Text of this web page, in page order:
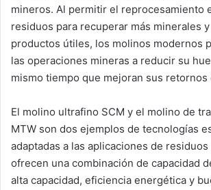
mineros. Al permitir el reprocesamiento
residuos para recuperar más minerales
productos útiles, los molinos modernos
las operaciones mineras a reducir su
mismo tiempo que mejoran sus retornos
El molino ultrafino SCM y el molino de
MTW son dos ejemplos de tecnologías
adaptadas a las aplicaciones de
ofrecen una combinación de capacidad
alta capacidad, eficiencia energética y